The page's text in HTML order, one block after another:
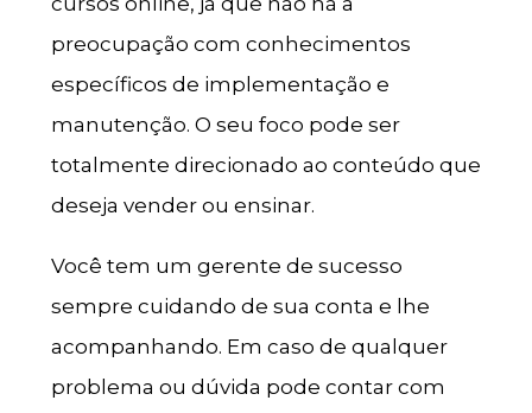
preocupação com conhecimentos
específicos de implementação e
manutenção. O seu foco pode ser
totalmente direcionado ao conteúdo que
deseja vender ou ensinar.
Você tem um gerente de sucesso
sempre cuidando de sua conta e lhe
acompanhando. Em caso de qualquer
problema ou dúvida pode contar com